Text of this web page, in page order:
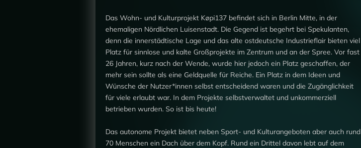
Das Wohn- und Kulturprojekt Køpi137 befindet sich in Berlin Mitte, in der
ehemaligen Nördlichen Luisenstadt. Die Gegend ist begehrt bei Spekulanten,
denn die innerstädtische Lage und das alte ostdeutsche Industrieflair bieten viel
Platz für sinnlose und kalte Großprojekte im Zentrum und an der Spree. Vor fast
26 Jahren, kurz nach der Wende, wurde hier jedoch ein Platz geschaffen, der
mehr sein sollte als eine Geldquelle für Reiche. Ein Platz in dem Ideen und
Wünsche der Nutzer*innen selbst entscheidend waren und die Zugänglichkeit
für viele erlaubt war. In dem Projekte selbstverwaltet und unkommerziell
betrieben wurden. So ist bis heute!
Das autonome Projekt bietet neben Sport- und Kulturangeboten aber auch rund
70 Menschen ein Dach über dem Kopf. Rund ein Drittel davon lebt auf dem